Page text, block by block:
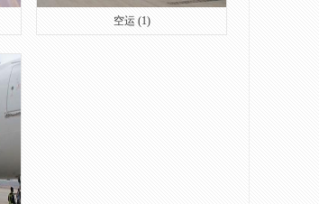
空运 (1)